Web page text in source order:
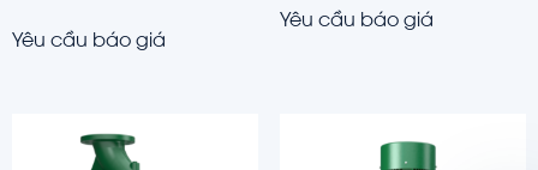
Yêu cầu báo giá
Yêu cầu báo giá